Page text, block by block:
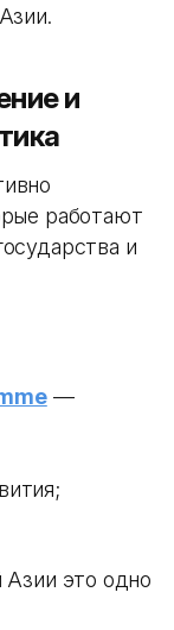
и
работают
и
—
Азии это одно